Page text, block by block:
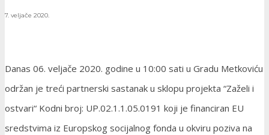
7. veljače 2020.
Danas 06. veljače 2020. godine u 10:00 sati u Gradu Metkoviću
održan je treći partnerski sastanak u sklopu projekta “Zaželi i
ostvari“ Kodni broj: UP.02.1.1.05.0191 koji je financiran EU
sredstvima iz Europskog socijalnog fonda u okviru poziva na